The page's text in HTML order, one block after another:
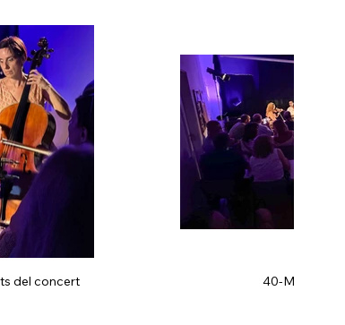
del concert 40-Moments